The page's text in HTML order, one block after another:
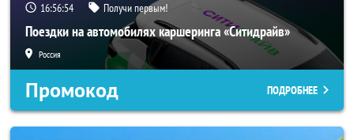
16:56:52 Получи первым!
Поездки на автомобилях каршеринга «Ситидрайв»
Россия
Промокод ПОДРОБНЕЕ